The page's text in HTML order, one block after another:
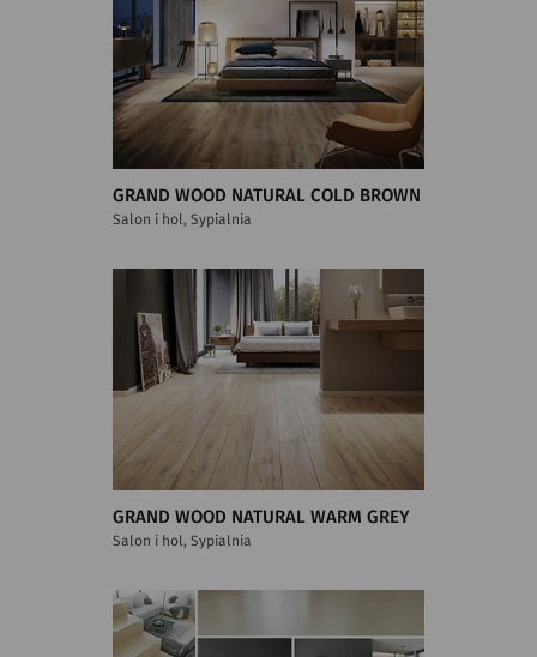
GRAND WOOD NATURAL COLD BROWN
Salon i hol, Sypialnia
GRAND WOOD NATURAL WARM GREY
Salon i hol, Sypialnia